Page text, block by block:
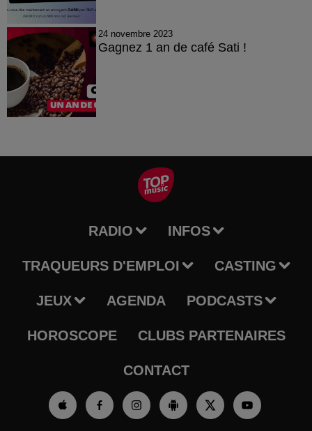
24 novembre 2023
Gagnez 1 an de café Sati !
RADIO INFOS
TRAQUEURS D'EMPLOI CASTING
JEUX AGENDA PODCASTS
HOROSCOPE CLUBS PARTENAIRES
CONTACT